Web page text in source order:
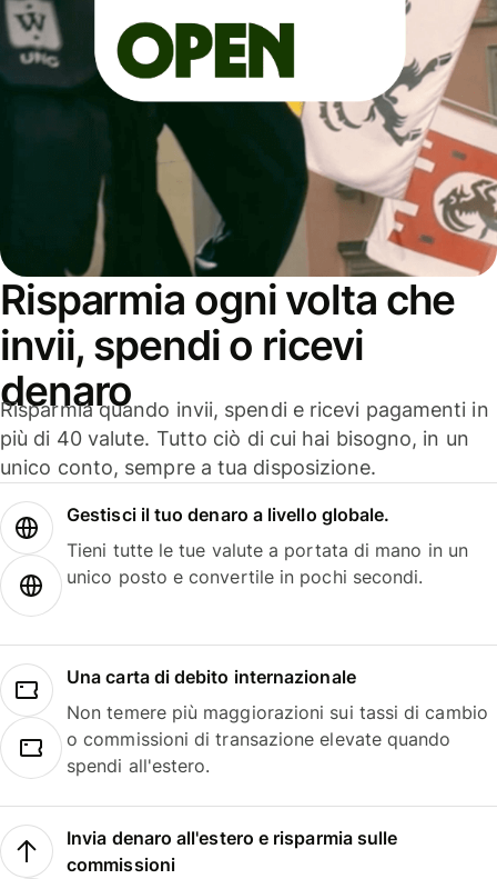
Risparmia ogni volta che
invii, spendi o ricevi
denaro
Risparmia quando invii, spendi e ricevi pagamenti in
più di 40 valute. Tutto ciò di cui hai bisogno, in un
unico conto, sempre a tua disposizione.
Gestisci il tuo denaro a livello globale.
Tieni tutte le tue valute a portata di mano in un
unico posto e convertile in pochi secondi.
Una carta di debito internazionale
Non temere più maggiorazioni sui tassi di cambio
o commissioni di transazione elevate quando
spendi all'estero.
Invia denaro all'estero e risparmia sulle
commissioni